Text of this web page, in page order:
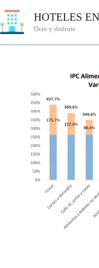
al
HOTELES
Ocio y disfrute